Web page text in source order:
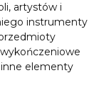
artystów i
instrumenty
elementy